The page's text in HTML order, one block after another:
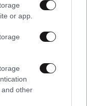
or app.
other
σχολιασμού
ΠΡΟΣΘΗΚΗ